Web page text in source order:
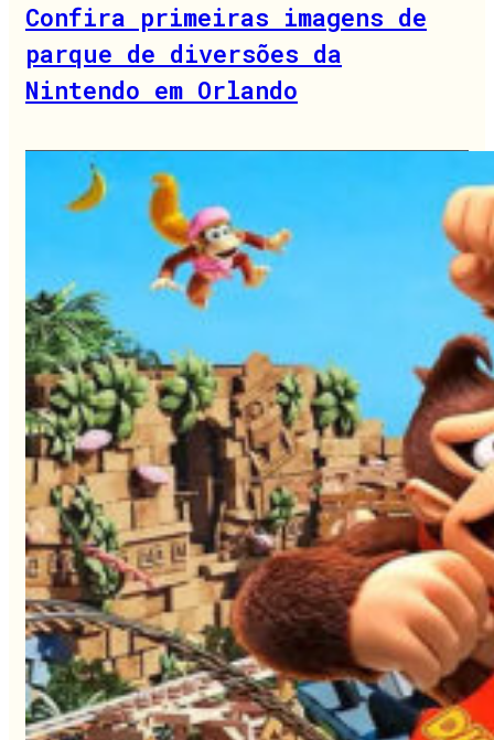
Confira primeiras imagens de
parque de diversões da
Nintendo em Orlando